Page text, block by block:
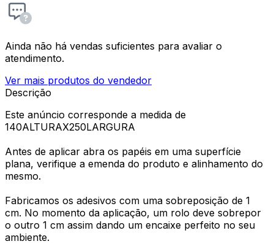
Ainda não há vendas suficientes para avaliar o
atendimento.
Ver mais produtos do vendedor
Descrição
Este anúncio corresponde a medida de
140ALTURAX250LARGURA
Antes de aplicar abra os papéis em uma superfície
plana, verifique a emenda do produto e alinhamento do
mesmo.
Fabricamos os adesivos com uma sobreposição de 1
cm. No momento da aplicação, um rolo deve sobrepor
o outro 1 cm assim dando um encaixe perfeito no seu
ambiente.